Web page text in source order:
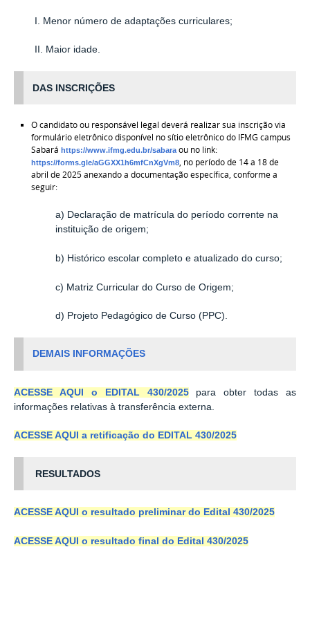
I. Menor número de adaptações curriculares;
II. Maior idade.
DAS INSCRIÇÕES
O candidato ou responsável legal deverá realizar sua inscrição via
formulário eletrônico disponível no sítio eletrônico do IFMG campus
Sabará https://www.ifmg.edu.br/sabara ou no link:
https://forms.gle/aGGXX1h6mfCnXgVm8, no período de 14 a 18 de
abril de 2025 anexando a documentação específica, conforme a
seguir:
a) Declaração de matrícula do período corrente na
instituição de origem;
b) Histórico escolar completo e atualizado do curso;
c) Matriz Curricular do Curso de Origem;
d) Projeto Pedagógico de Curso (PPC).
DEMAIS INFORMAÇÕES
ACESSE AQUI o EDITAL 430/2025
para obter todas as
informações relativas à transferência externa.
ACESSE AQUI a retificação do EDITAL 430/2025
RESULTADOS
ACESSE AQUI o resultado preliminar do Edital 430/2025
ACESSE AQUI o resultado final do Edital 430/2025